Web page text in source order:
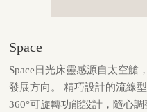
Space
Space日光床靈感源自太空艙
發展方向。 精巧設計的流線
360°可旋轉功能設計，隨心